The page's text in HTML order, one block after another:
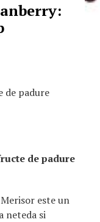
de padure
de padure
este un
neteda si